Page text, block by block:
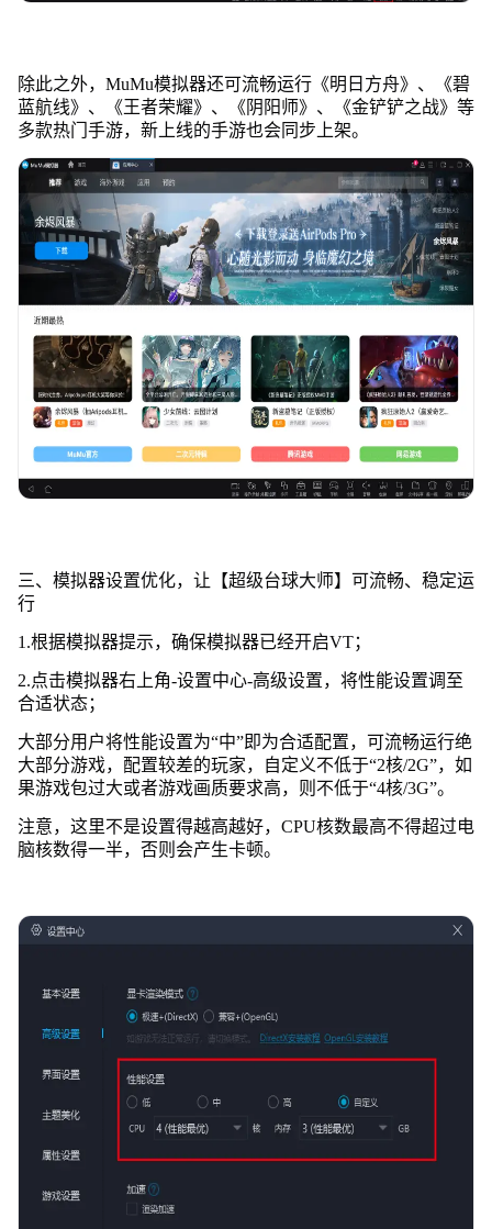
除此之外，MuMu模拟器还可流畅运行《明日方舟》、《碧
蓝航线》、《王者荣耀》、《阴阳师》、《金铲铲之战》等
多款热门手游，新上线的手游也会同步上架。
三、模拟器设置优化，让【超级台球大师】可流畅、稳定运
行
1.根据模拟器提示，确保模拟器已经开启VT；
2.点击模拟器右上角-设置中心-高级设置，将性能设置调至
合适状态；
大部分用户将性能设置为“中”即为合适配置，可流畅运行绝
大部分游戏，配置较差的玩家，自定义不低于“2核/2G”，如
果游戏包过大或者游戏画质要求高，则不低于“4核/3G”。
注意，这里不是设置得越高越好，CPU核数最高不得超过电
脑核数得一半，否则会产生卡顿。